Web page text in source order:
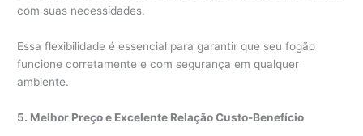
com suas necessidades.
Essa flexibilidade é essencial para garantir que seu fogão
funcione corretamente e com segurança em qualquer
ambiente.
5. Melhor Preço e Excelente Relação Custo-Benefício